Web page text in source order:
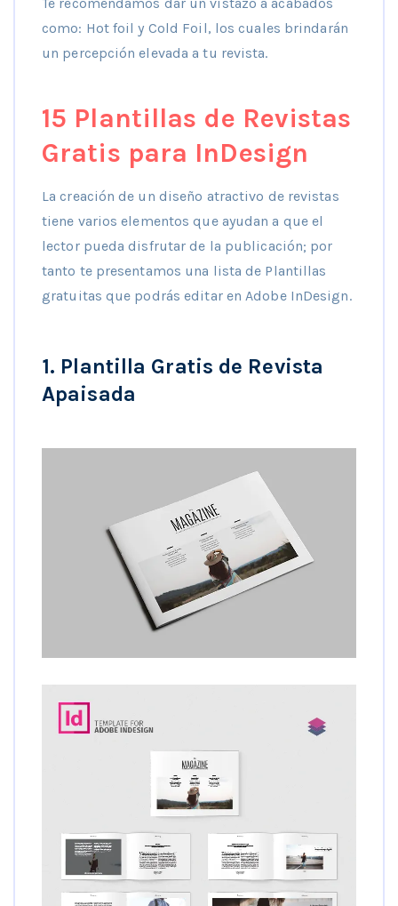
como: Hot foil y Cold Foil, los cuales brindarán
un percepción elevada a tu revista.
15 Plantillas de Revistas
Gratis para InDesign
La creación de un diseño atractivo de revistas
tiene varios elementos que ayudan a que el
lector pueda disfrutar de la publicación; por
tanto te presentamos una lista de Plantillas
gratuitas que podrás editar en Adobe InDesign.
1. Plantilla Gratis de Revista
Apaisada